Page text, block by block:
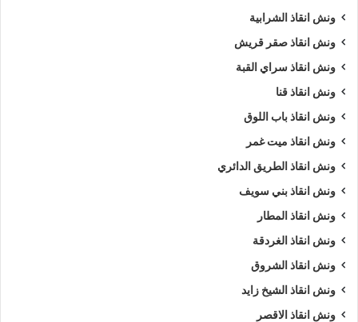
ونش انقاذ الشرابية
ونش انقاذ صقر قريش
ونش انقاذ سراي القبة
ونش انقاذ قنا
ونش انقاذ باب اللوق
ونش انقاذ ميت غمر
ونش انقاذ الطريق الدائري
ونش انقاذ بني سويف
ونش انقاذ المطار
ونش انقاذ الغردقة
ونش انقاذ الشروق
ونش انقاذ الشيخ زايد
ونش انقاذ الاقصر